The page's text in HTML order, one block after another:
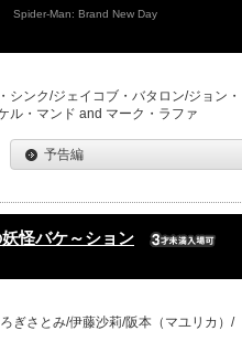
Spider-Man: Brand New Day
シンク/ジェイコブ・バタロン/ジョン・
ル・マンド and マーク・ラファ
予告編
怪バケ～ション
ぎさとみ/伊藤沙莉/阪本（マユリカ）/